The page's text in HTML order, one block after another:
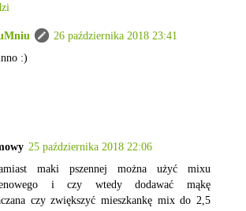
26 października 2018 23:41
:)
25 października 2018 22:06
maki pszennej można użyć mixu
i czy wtedy dodawać mąkę
czy zwiększyć mieszkankę mix do 2,5